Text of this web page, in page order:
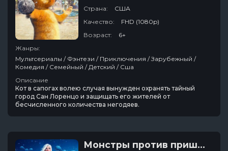
Страна:
США
Качество:
FHD (1080p)
Возраст:
6+
Жанры:
Мультсериалы / Фэнтези / Приключения / Зарубежный /
Комедия / Семейный / Детский / Сша
Описание
Кот в сапогах волею случая вынужден охранять тайный
город Сан Лоренцо и защищать его жителей от
бесчисленного количества негодяев.
Монстры против пришельцев